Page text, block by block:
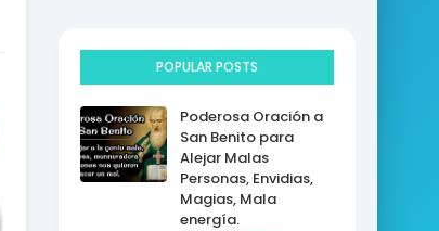
POPULAR POSTS
Poderosa Oración a
San Benito para
Alejar Malas
Personas, Envidias,
Magias, Mala
energía.